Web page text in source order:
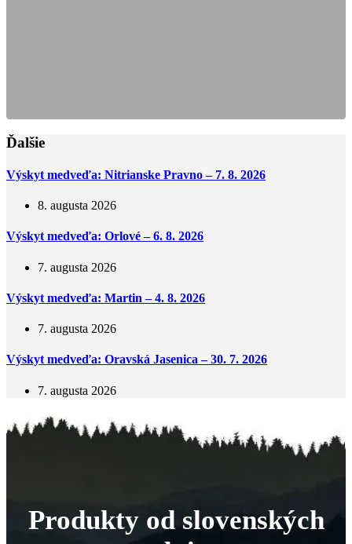
Ďalšie
Výskyt medveďa: Nitrianske Pravno – 7. 8. 2026
8. augusta 2026
Výskyt medveďa: Orlové – 6. 8. 2026
7. augusta 2026
Výskyt medveďa: Martin – 4. 8. 2026
7. augusta 2026
Výskyt medveďa: Oravská Jasenica – 30. 7. 2026
7. augusta 2026
Produkty od slovenských